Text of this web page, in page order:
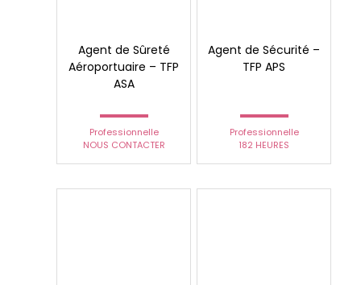
Agent de Sûreté
Aéroportuaire – TFP
ASA
Professionnelle
NOUS CONTACTER
Agent de Sécurité –
TFP APS
Professionnelle
182 HEURES